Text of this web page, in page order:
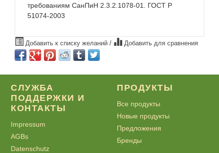
требованиям СанПиН 2.3.2.1078-01. ГОСТ Р
51074-2003
Добавить к списку желаний / Добавить для сравнения
СЛУЖБА
ПОДДЕРЖКИ И
КОНТАКТЫ
Impressum
AGBs
Datenschutz
ПРОДУКТЫ
Все продукты
Новые продукты
Предложения
Бренды